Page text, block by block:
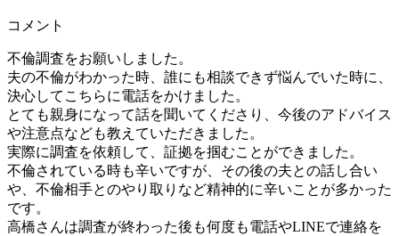
コメント
不倫調査をお願いしました。
夫の不倫がわかった時、誰にも相談できず悩んでいた時に、
決心してこちらに電話をかけました。
とても親身になって話を聞いてくださり、今後のアドバイス
や注意点なども教えていただきました。
実際に調査を依頼して、証拠を掴むことができました。
不倫されている時も辛いですが、その後の夫との話し合い
や、不倫相手とのやり取りなど精神的に辛いことが多かった
です。
高橋さんは調査が終わった後も何度も電話やLINEで連絡を